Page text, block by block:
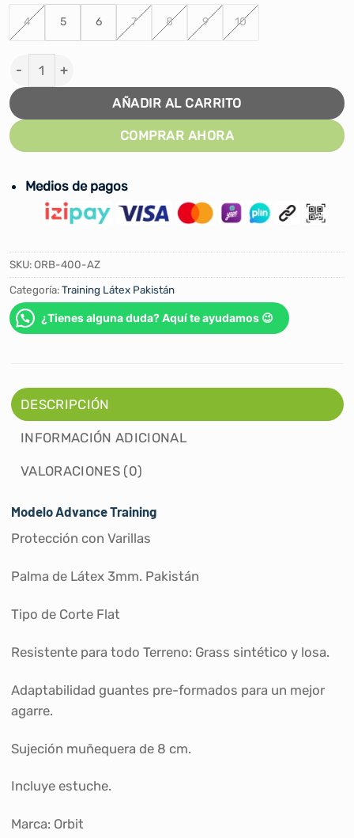
4 5 6 7 8 9 10
GUANTES DE ARQUERO FÚTBOL ORBIT ADVANCE -
AÑADIR AL CARRITO
COMPRAR AHORA
Medios de pagos
SKU:ORB-400-AZ
Categoría:Training Látex Pakistán
¿Tienes alguna duda? Aquí te ayudamos 😉
DESCRIPCIÓN
INFORMACIÓN ADICIONAL
VALORACIONES (0)
Modelo Advance Training
Protección con Varillas
Palma de Látex 3mm. Pakistán
Tipo de Corte Flat
Resistente para todo Terreno: Grass sintético y losa.
Adaptabilidad guantes pre-formados para un mejor
agarre.
Sujeción muñequera de 8 cm.
Incluye estuche.
Marca: Orbit